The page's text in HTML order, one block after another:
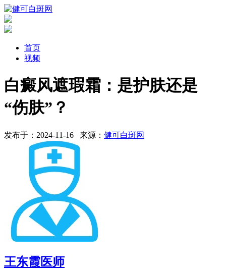
首页
视频
白癜风遮瑕霜：是护肤还是
“伤肤”？
发布于：2024-11-16 来源： 健可白斑网
王东霞医师